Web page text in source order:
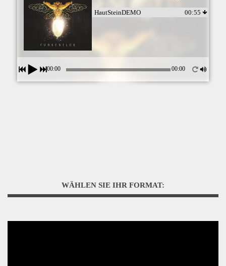
HautSteinDEMO 00:55
00:00 00:00
WÄHLEN SIE IHR FORMAT: